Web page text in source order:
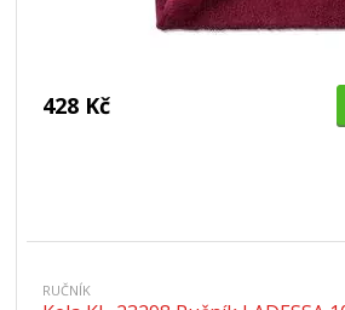
428 Kč
RUČNÍK